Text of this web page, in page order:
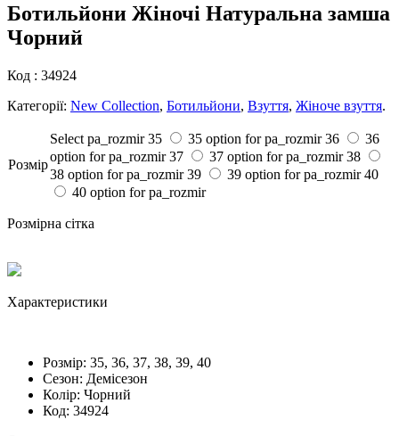
Ботильйони Жіночі Натуральна замша
Чорний
Код : 34924
Категорії: New Collection, Ботильйони, Взуття, Жіноче взуття.
Розмiр
Select pa_rozmir 35 35 option for pa_rozmir 36
36
option for pa_rozmir 37 37 option for pa_rozmir 38
38 option for pa_rozmir 39 39 option for pa_rozmir 40
40 option for pa_rozmir
Розмірна сітка
Характеристики
Розмiр: 35, 36, 37, 38, 39, 40
Сезон: Демісезон
Колір: Чорний
Код: 34924